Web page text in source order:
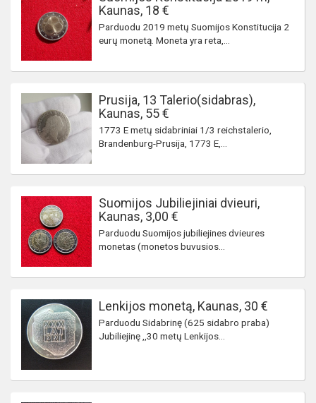
Kaunas, 18 €
Parduodu 2019 metų Suomijos Konstitucija 2
eurų monetą. Moneta yra reta,...
Prusija, 13 Talerio(sidabras),
Kaunas, 55 €
1773 E metų sidabriniai 1/3 reichstalerio,
Brandenburg-Prusija, 1773 E,...
Suomijos Jubiliejiniai dvieuri,
Kaunas, 3,00 €
Parduodu Suomijos jubiliejines dvieures
monetas (monetos buvusios...
Lenkijos monetą, Kaunas, 30 €
Parduodu Sidabrinę (625 sidabro praba)
Jubiliejinę ,,30 metų Lenkijos...